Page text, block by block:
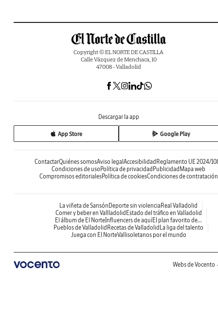
Copyright © EL NORTE DE CASTILLA
Calle Vázquez de Menchaca, 10
47008 - Valladolid
Descargar la app
App Store Google Play
ContactarQuiénes somosAviso legal Accesibilidad Reglamento UE 2024/
Condiciones de uso Política de privacidad Publicidad Mapa web
Compromisos editorialesPolítica de cookiesCondiciones de contratación
La viñeta de Sansón Deporte sin violencia Real Valladolid
Comer y beber en Vallladolid Estado del tráfico en Valladolid
El álbum de El NorteInfluencers de aquíEl plan favorito de...
Pueblos de Valladolid Recetas de Valladolid La liga del talento
Juega con El NorteVallisoletanos por el mundo
Webs de Vocento